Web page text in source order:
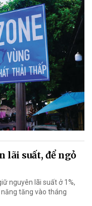
lãi suất, để ngỏ
nguyên lãi suất ở 1%,
tăng vào tháng